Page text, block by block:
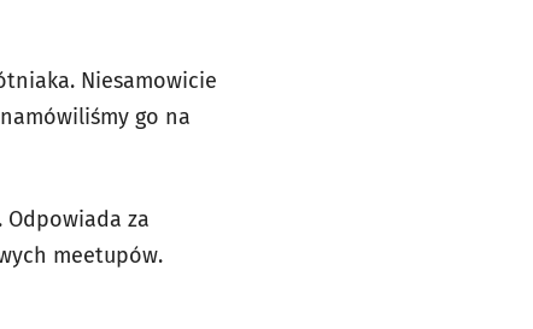
Niesamowicie
go na
za
meetupów.